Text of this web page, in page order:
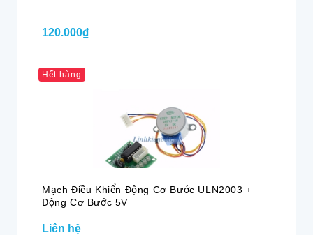
120.000₫
Hết hàng
Mạch Điều Khiển Động Cơ Bước ULN2003 +
Động Cơ Bước 5V
Liên hệ